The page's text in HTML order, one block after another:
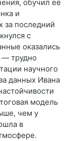
обучил её
и
за последний
с
оказались
— трудно
научного
данных Ивана
модель
чем у
в